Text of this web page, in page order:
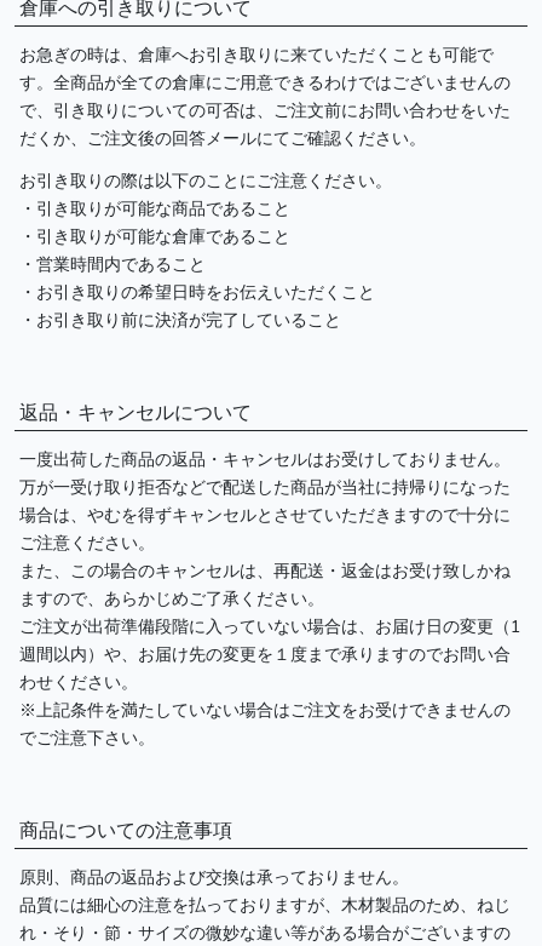
倉庫への引き取りについて
お急ぎの時は、倉庫へお引き取りに来ていただくことも可能で
す。全商品が全ての倉庫にご用意できるわけではございませんの
で、引き取りについての可否は、ご注文前にお問い合わせをいた
だくか、ご注文後の回答メールにてご確認ください。
お引き取りの際は以下のことにご注意ください。
・引き取りが可能な商品であること
・引き取りが可能な倉庫であること
・営業時間内であること
・お引き取りの希望日時をお伝えいただくこと
・お引き取り前に決済が完了していること
返品・キャンセルについて
一度出荷した商品の返品・キャンセルはお受けしておりません。
万が一受け取り拒否などで配送した商品が当社に持帰りになった
場合は、やむを得ずキャンセルとさせていただきますので十分に
ご注意ください。
また、この場合のキャンセルは、再配送・返金はお受け致しかね
ますので、あらかじめご了承ください。
ご注文が出荷準備段階に入っていない場合は、お届け日の変更（1
週間以内）や、お届け先の変更を１度まで承りますのでお問い合
わせください。
※上記条件を満たしていない場合はご注文をお受けできませんの
でご注意下さい。
商品についての注意事項
原則、商品の返品および交換は承っておりません。
品質には細心の注意を払っておりますが、木材製品のため、ねじ
れ・そり・節・サイズの微妙な違い等がある場合がございますの